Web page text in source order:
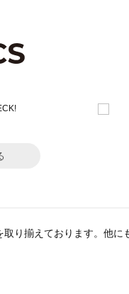
取り揃えております。他に